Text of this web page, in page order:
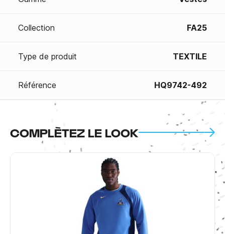
Collection FA25
Type de produit TEXTILE
Référence HQ9742-492
COMPLÈTEZ LE LOOK